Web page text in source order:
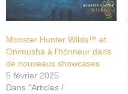
Monster Hunter Wilds™ et
Onimusha à l’honneur dans
de nouveaux showcases
5 février 2025
Dans "Articles /